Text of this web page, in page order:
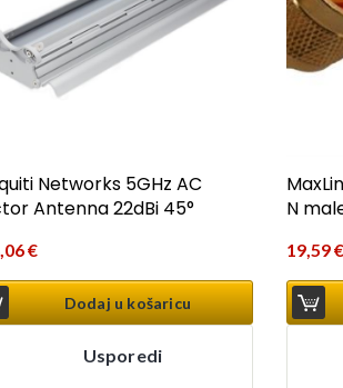
Networks 5GHz AC
Antenna 22dBi 45°
€
Dodaj u košaricu
Usporedi
N
19,59€